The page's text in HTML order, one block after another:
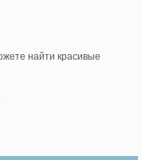
найти красивые